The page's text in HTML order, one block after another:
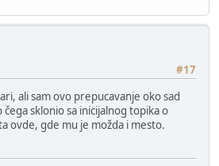
#17
ali sam ovo prepucavanje oko sad
čega sklonio sa inicijalnog topika o
ovde, gde mu je možda i mesto.